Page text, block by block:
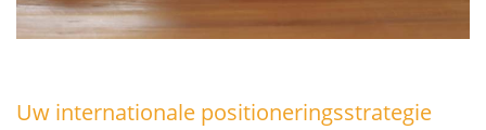
Uw internationale positioneringsstrategie